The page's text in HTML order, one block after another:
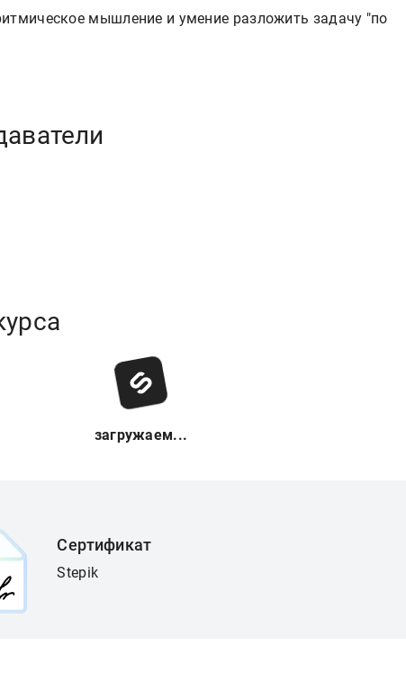
мышление и умение разложить задачу "по
загружаем...
Сертификат
Stepik